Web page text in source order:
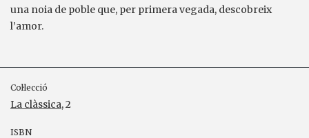
una noia de poble que, per primera vegada, descobreix
l’amor.
Col·lecció
La clàssica, 2
ISBN